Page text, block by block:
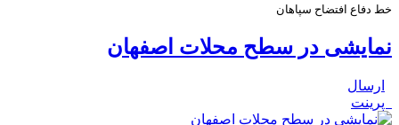
خط دفاع افتضاح سپاهان
نمایشی در سطح محلات اصفهان
ارسال
پرینت